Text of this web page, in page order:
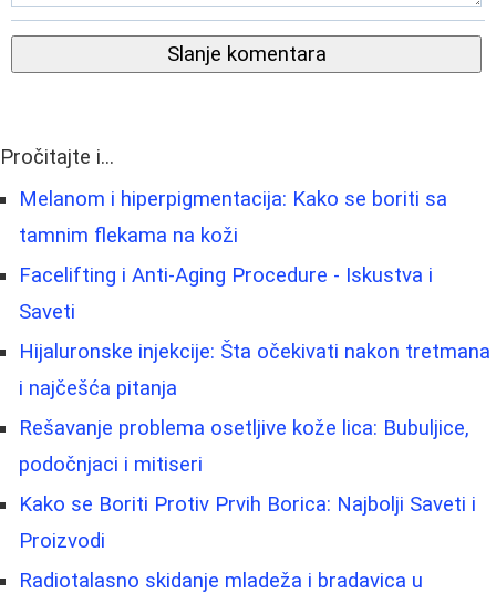
Slanje komentara
Pročitajte i...
Melanom i hiperpigmentacija: Kako se boriti sa
tamnim flekama na koži
Facelifting i Anti-Aging Procedure - Iskustva i
Saveti
Hijaluronske injekcije: Šta očekivati nakon tretmana
i najčešća pitanja
Rešavanje problema osetljive kože lica: Bubuljice,
podočnjaci i mitiseri
Kako se Boriti Protiv Prvih Borica: Najbolji Saveti i
Proizvodi
Radiotalasno skidanje mladeža i bradavica u